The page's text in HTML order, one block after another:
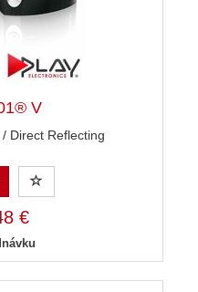
V
Direct Reflecting
€